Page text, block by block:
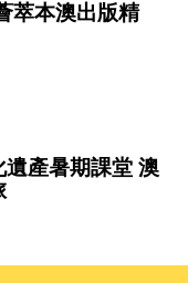
萃本澳出版精
產暑期課堂 澳